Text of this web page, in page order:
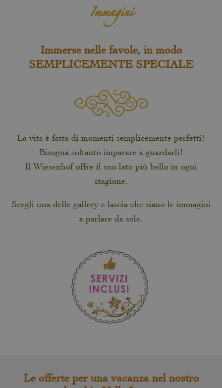
Immagini
Immerse nelle favole, in modo
SEMPLICEMENTE SPECIALE
La vita è fatta di momenti semplicemente perfetti!
Bisogna soltanto imparare a guardarli!
Il Wiesenhof offre il suo lato più bello in ogni
stagione.
Scegli una delle gallery e lascia che siano le immagini
a parlare da sole.
Le offerte per una vacanza nel nostro